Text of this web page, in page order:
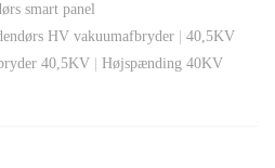
smart panel
HV vakuumafbryder
40,5KV
40,5KV
Højspænding 40KV